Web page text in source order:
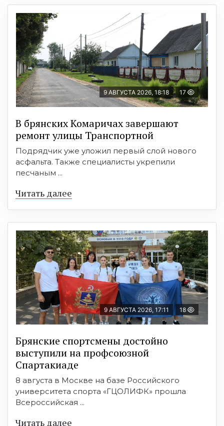
9 АВГУСТА 2026, 18:18 17
В брянских Комаричах завершают
ремонт улицы Транспортной
Подрядчик уже уложил первый слой нового
асфальта. Также специалисты укрепили
песчаным ...
Читать далее
9 АВГУСТА 2026, 17:11 18
Брянские спортсмены достойно
выступили на профсоюзной
Спартакиаде
8 августа в Москве на базе Российского
университета спорта «ГЦОЛИФК» прошла
Всероссийская ...
Читать далее